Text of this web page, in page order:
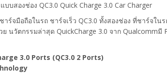
บสองช่อง QC3.0 Quick Charge 3.0 Car Charger
าร์จมือถือในรถ ชาร์จเร็ว QC3.0 ทั้งสองช่อง ที่ชาร์จใน
นวัตกรรมล่าสุด QuickCharge 3.0 จาก
3.0 Ports (QC3.0 2 Ports)